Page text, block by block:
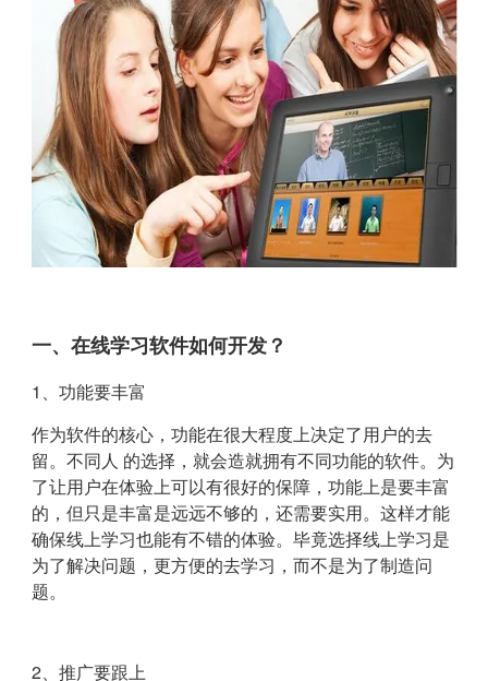
一、在线学习软件如何开发？
1、功能要丰富
作为软件的核心，功能在很大程度上决定了用户的去
留。不同人 的选择，就会造就拥有不同功能的软件。为
了让用户在体验上可以有很好的保障，功能上是要丰富
的，但只是丰富是远远不够的，还需要实用。这样才能
确保线上学习也能有不错的体验。毕竟选择线上学习是
为了解决问题，更方便的去学习，而不是为了制造问
题。
2、推广要跟上